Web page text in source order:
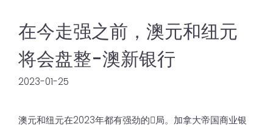
在今走强之前，澳元和纽元
将会盘整-澳新银行
2023-01-25
澳元和纽元在2023年都有强劲的𫔭局。加拿大帝国商业银